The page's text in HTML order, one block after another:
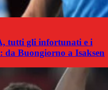
tutti gli infortunati e i
da Buongiorno a Isaksen